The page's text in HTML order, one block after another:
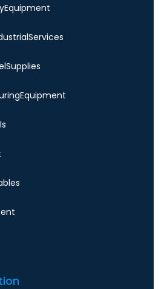
Equipment
Services
Supplies
Equipment